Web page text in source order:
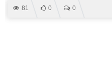
81 0 0